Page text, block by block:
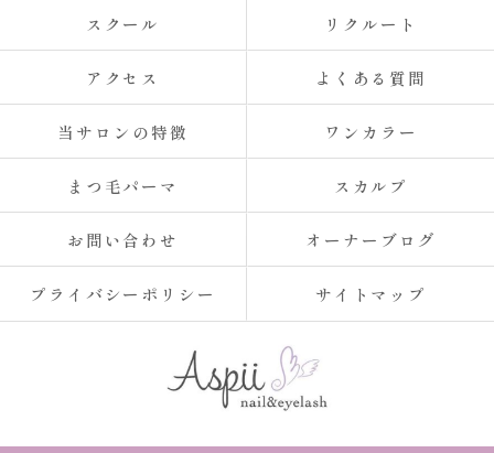
スクール リクルート
アクセス よくある質問
当サロンの特徴 ワンカラー
まつ毛パーマ スカルプ
お問い合わせ オーナーブログ
プライバシーポリシー サイトマップ